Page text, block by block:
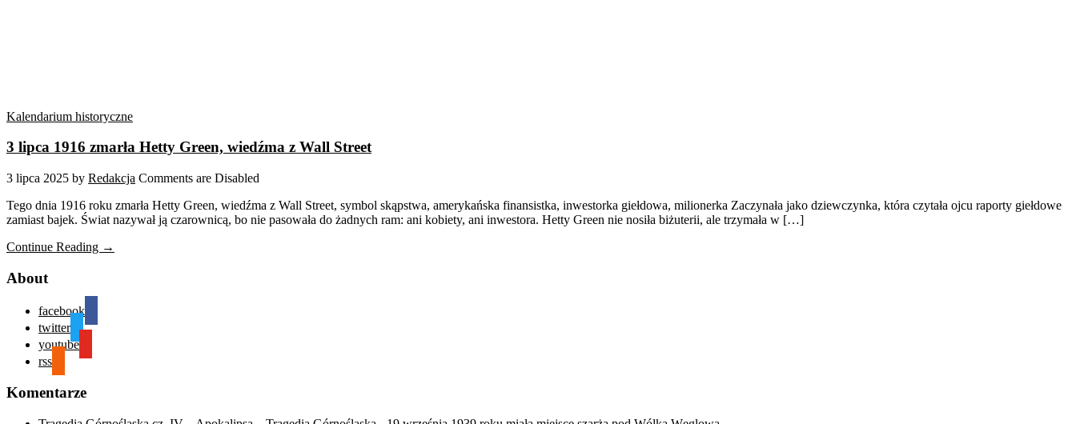
Kalendarium historyczne
3 lipca 1916 zmarła Hetty Green, wiedźma z Wall Street
3 lipca 2025 by Redakcja Comments are Disabled
Tego dnia 1916 roku zmarła Hetty Green, wiedźma z Wall Street, symbol skąpstwa, amerykańska finansistka, inwestorka giełdowa, milionerka Zaczynała jako dziewczynka, która czytała ojcu raporty giełdowe
zamiast bajek. Świat nazywał ją czarownicą, bo nie pasowała do żadnych ram: ani kobiety, ani inwestora. Hetty Green nie nosiła biżuterii, ale trzymała w […]
Continue Reading →
About
facebook
twitter
youtube
rss
Komentarze